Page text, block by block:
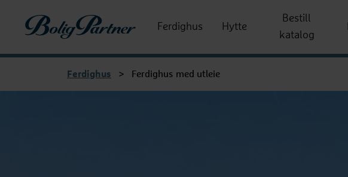
Boligpartner Ferdighus Hytte
Bestill
katalog
Ferdighus > Ferdighus med utleie